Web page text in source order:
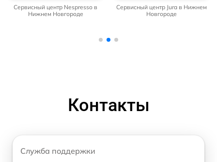
Сервисный центр Nespresso в
Нижнем Новгороде
Сервисный центр Jura в Нижнем
Новгороде
Контакты
Служба поддержки